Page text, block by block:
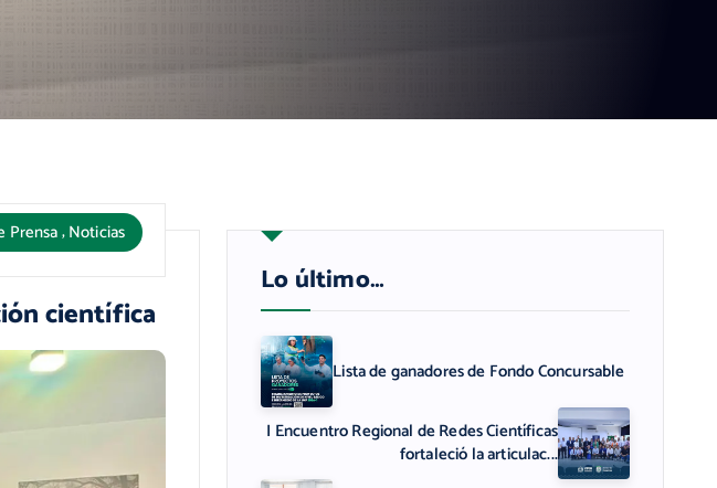
Prensa,Noticias
científica
Lo último…
Lista de ganadores de Fondo Concursable
I Encuentro Regional de Redes Científicas
fortaleció la articulac...